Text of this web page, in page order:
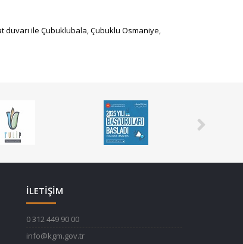
duvarı ile Çubuklubala, Çubuklu Osmaniye,
İLETİŞİM
0 312 449 90 00
info@kgm.gov.tr